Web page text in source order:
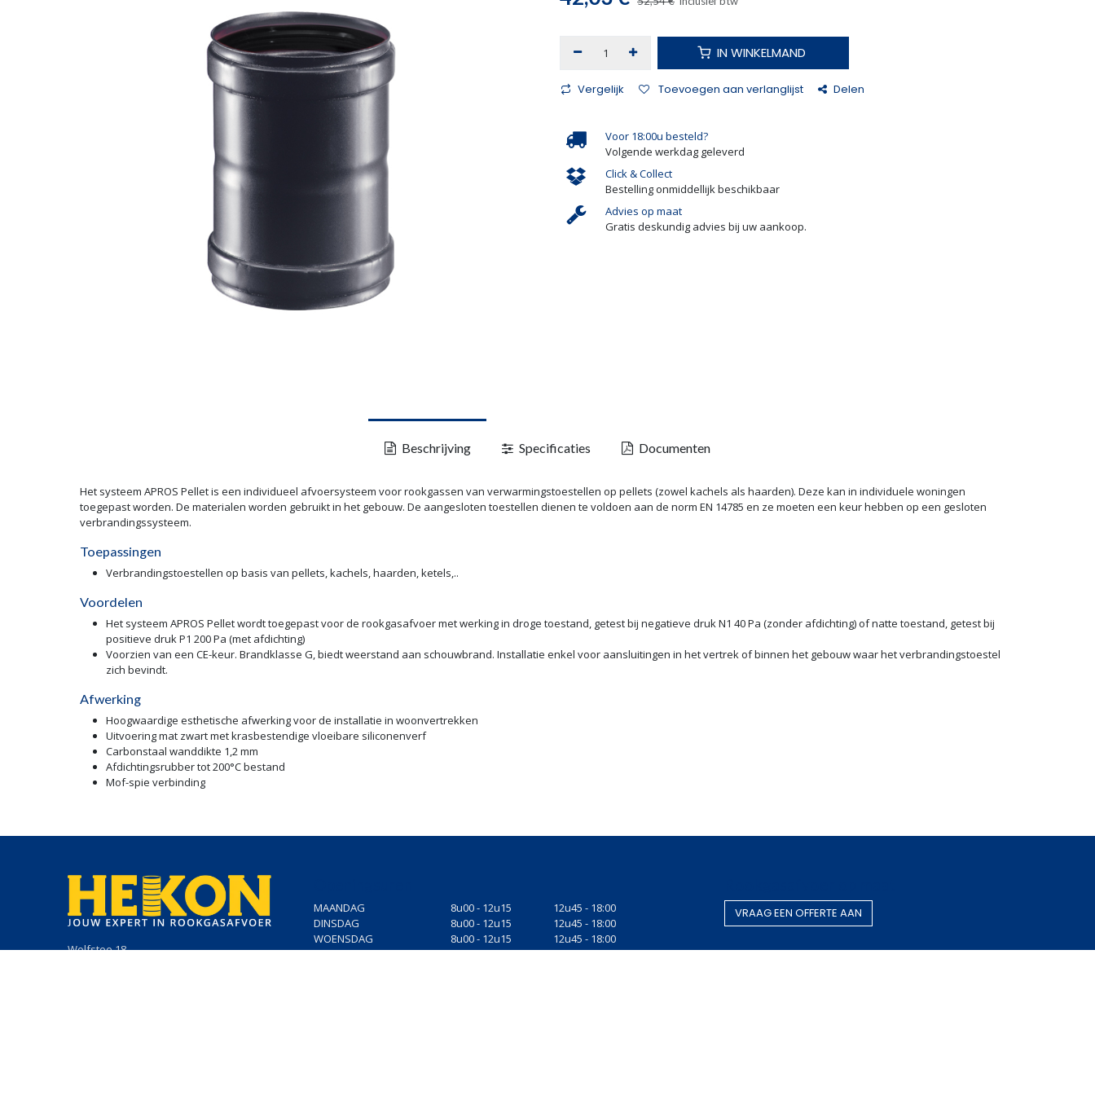
IN WINKELMAND
Vergelijk Toevoegen aan verlanglijst Delen
Voor 18:00u besteld?
Volgende werkdag geleverd
Click & Collect
Bestelling onmiddellijk beschikbaar
Advies op maat
Gratis deskundig advies bij uw aankoop.
Beschrijving Specificaties Documenten
Het systeem APROS Pellet is een individueel afvoersysteem voor rookgassen van verwarmingstoestellen op pellets (zowel kachels als haarden). Deze kan in individuele woningen
toegepast worden. De materialen worden gebruikt in het gebouw. De aangesloten toestellen dienen te voldoen aan de norm EN 14785 en ze moeten een keur hebben op een gesloten
verbrandingssysteem.
Toepassingen
Verbrandingstoestellen op basis van pellets, kachels, haarden, ketels,..
Voordelen
Het systeem APROS Pellet wordt toegepast voor de rookgasafvoer met werking in droge toestand, getest bij negatieve druk N1 40 Pa (zonder afdichting) of natte toestand, getest bij
positieve druk P1 200 Pa (met afdichting)
Voorzien van een CE-keur. Brandklasse G, biedt weerstand aan schouwbrand. Installatie enkel voor aansluitingen in het vertrek of binnen het gebouw waar het verbrandingstoestel
zich bevindt.
Afwerking
Hoogwaardige esthetische afwerking voor de installatie in woonvertrekken
Uitvoering mat zwart met krasbestendige vloeibare siliconenverf
Carbonstaal wanddikte 1,2 mm
Afdichtingsrubber tot 200°C bestand
Mof-spie verbinding
Wolfstee 18
MAANDAG
DINSDAG
WOENSDAG
DONDERDAG
8u00 - 12u15
8u00 - 12u15
8u00 - 12u15
8u00 - 12u15
12u45 - 18:00
12u45 - 18:00
12u45 - 18:00
12u45 - 18:00
VRAAG EEN OF​​​​FERTE AAN